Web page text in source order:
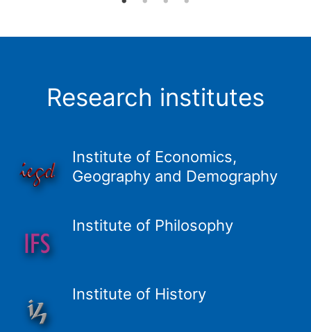
Research institutes
Institute of Economics,
Geography and Demography
Institute of Philosophy
Institute of History